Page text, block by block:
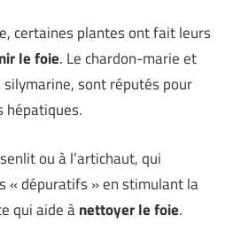
certaines plantes ont fait leurs
le foie. Le chardon-marie et
sont réputés pour
hépatiques.
ou à l’artichaut, qui
« dépuratifs » en stimulant la
qui aide ànettoyer le foie.